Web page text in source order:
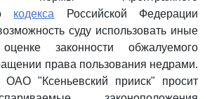
кодекса Российской Федерации
суду использовать иные
законности обжалуемого
права пользования недрами.
"Ксеньевский прииск" просит